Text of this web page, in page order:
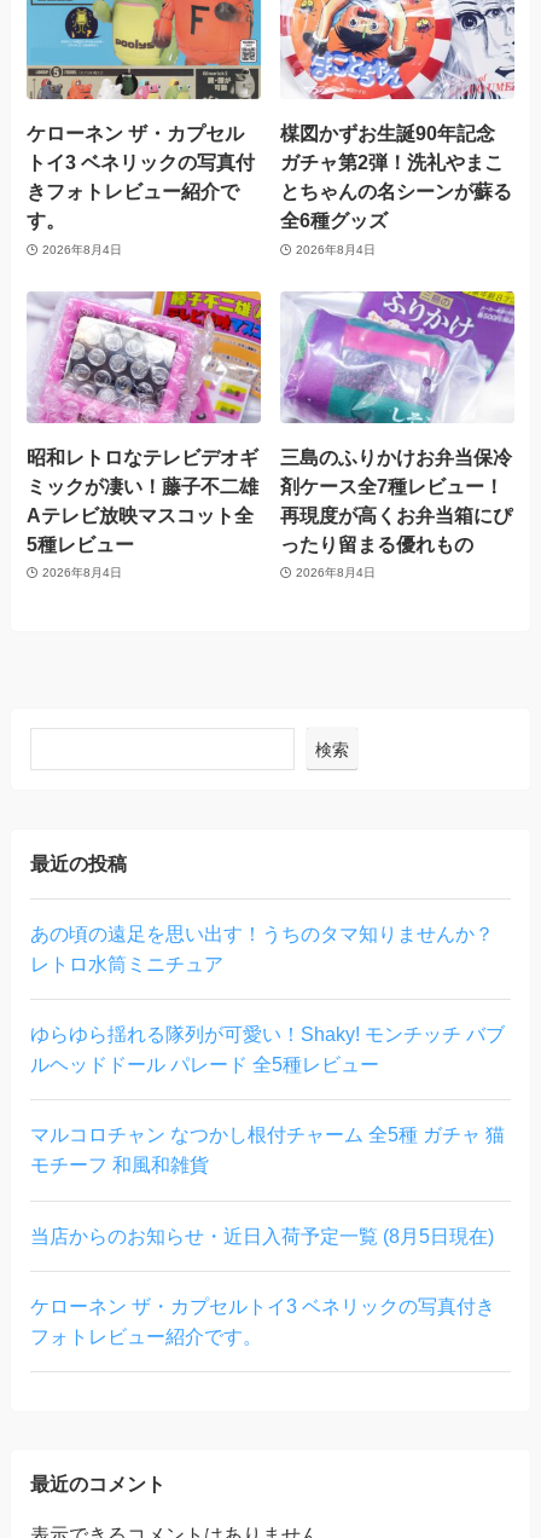
ケローネン ザ・カプセル
トイ3 ベネリックの写真付
きフォトレビュー紹介で
す。
2026年8月4日
楳図かずお生誕90年記念
ガチャ第2弾！洗礼やまこ
とちゃんの名シーンが蘇る
全6種グッズ
2026年8月4日
昭和レトロなテレビデオギ
ミックが凄い！藤子不二雄
Aテレビ放映マスコット全
5種レビュー
2026年8月4日
三島のふりかけお弁当保冷
剤ケース全7種レビュー！
再現度が高くお弁当箱にぴ
ったり留まる優れもの
2026年8月4日
検索
最近の投稿
あの頃の遠足を思い出す！うちのタマ知りませんか？
レトロ水筒ミニチュア
ゆらゆら揺れる隊列が可愛い！Shaky! モンチッチ バブ
ルヘッドドール パレード 全5種レビュー
マルコロチャン なつかし根付チャーム 全5種 ガチャ 猫
モチーフ 和風和雑貨
当店からのお知らせ・近日入荷予定一覧 (8月5日現在)
ケローネン ザ・カプセルトイ3 ベネリックの写真付き
フォトレビュー紹介です。
最近のコメント